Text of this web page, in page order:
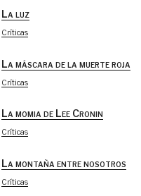
La luz
Críticas
La máscara de la muerte roja
Críticas
La momia de Lee Cronin
Críticas
La montaña entre nosotros
Críticas